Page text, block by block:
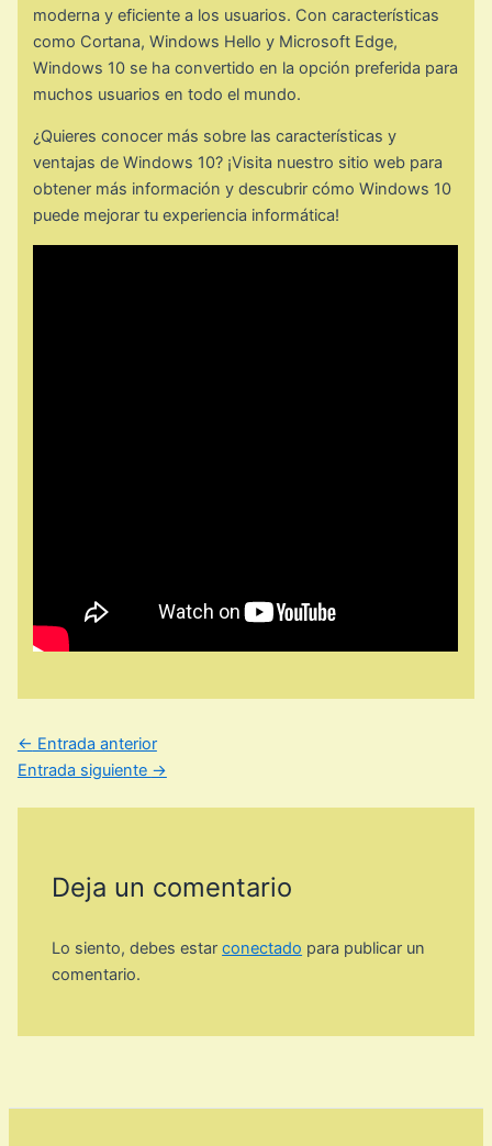
moderna y eficiente a los usuarios. Con características
como Cortana, Windows Hello y Microsoft Edge,
Windows 10 se ha convertido en la opción preferida para
muchos usuarios en todo el mundo.
¿Quieres conocer más sobre las características y
ventajas de Windows 10? ¡Visita nuestro sitio web para
obtener más información y descubrir cómo Windows 10
puede mejorar tu experiencia informática!
← Entrada anterior
Entrada siguiente →
Deja un comentario
Lo siento, debes estarconectado para publicar un
comentario.